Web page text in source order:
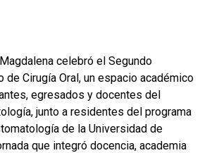
celebró el Segundo
de Cirugía Oral, un espacio académico
egresados y docentes del
junto a residentes del programa
de la Universidad de
que integró docencia, academia